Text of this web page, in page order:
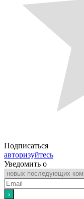
Подписаться
авторизуйтесь
Уведомить о